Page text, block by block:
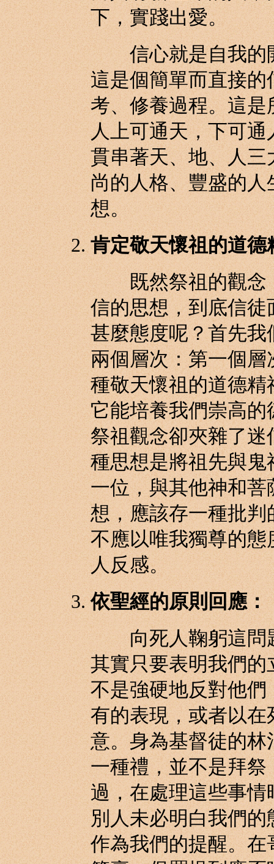
下，實踐出愛。
信心就是自我的開
這是個簡單而直接
考、修養過程。這
人上可通天，下可
貫串著天、地、人
尚的人格、豐盛的
想。
肯定敬天懷祖的道德
既然祭祖的觀念，
信的思想，到底信
甚麼態度呢？首先
兩個層次：第一個
種敬天懷祖的道德
它能培養我們崇高
祭祖觀念卻夾雜了
種思想是將祖先與
一位，與其他神和
想，應該存一種批
不應以唯我獨尊的
人反感。
依聖經的原則回應：
向死人鞠躬這問題
其實只要表明我們
不是強硬地反對他
有的表現，或者以
意。身為基督徒的
一種禮，並不是拜
過，在處理這些事
別人未必明白我們
作為我們的提醒。